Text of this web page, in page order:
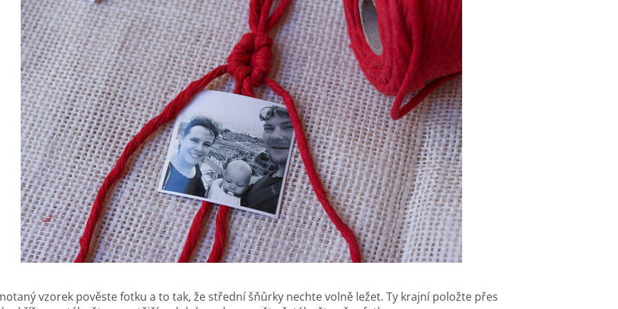
vzorek pověste fotku a to tak, že střední šňůrky nechte volně ležet. Ty krajní položte přes